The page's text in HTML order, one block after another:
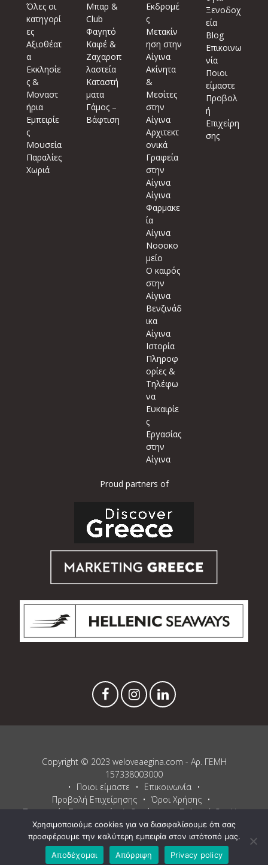
Όλες οι
κατηγορί
ες
Αξιοθέατ
α
Εκκλησίε
ς &
Μοναστ
ήρια
Εμπειρίε
ς
Μουσεία
Παραλίες
Χωριά
Μπαρ &
Club
Φαγητό
Καφέ &
Ζαχαροπ
λαστεία
Καταστή
ματα
Γάμος –
Βάφτιση
Εκδρομέ
ς
Μετακίν
ηση στην
Αίγινα
Ακίνητα
&
Μεσίτες
στην
Αίγινα
Αρχιτεκτ
ονικά
Γραφεία
στην
Αίγινα
Αίγινα
Φαρμακε
ία
Αίγινα
Νοσοκο
μείο
Ο καιρός
στην
Αίγινα
Βενζινάδ
ικα
Αίγινα
Ιστορία
Πληροφ
ορίες &
Τηλέφω
να
Ευκαιρίε
ς
Εργασίας
στην
Αίγινα
Ξενοδοχ
εία
Blog
Επικοινω
νία
Ποιοι
είμαστε
Προβολ
ή
Επιχείρη
σης
Proud partners of
Copyright © 2023 weloveaegina.com - Αρ. ΓΕΜΗ
157338003000
Ποιοι είμαστε
Επικοινωνία
Προβολή Επιχείρησης
Όροι Χρήσης
Προστασία Προσωπικών Δεδομένων
Πολιτική Cookies
Proudly powered by WordPress andListablebyPixelgrade
Χρησιμοποιούμε cookies για να διασφαλίσουμε ότι σας
προσφέρουμε την καλύτερη εμπειρία στον ιστότοπό μας.
Αποδέχομαι
Απόρριψη Privacy policy